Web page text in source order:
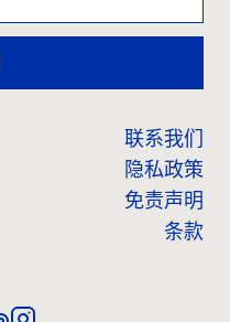
联系我们
隐私政策
免责声明
条款